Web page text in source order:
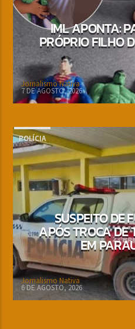
IML APONTA:
PRÓPRIO FILHO
Jornalismo Nativa
7 DE AGOSTO, 2026
POLÍCIA
SUSPEITO DE
APÓS TROCA DE
EM
Jornalismo Nativa
6 DE AGOSTO, 2026